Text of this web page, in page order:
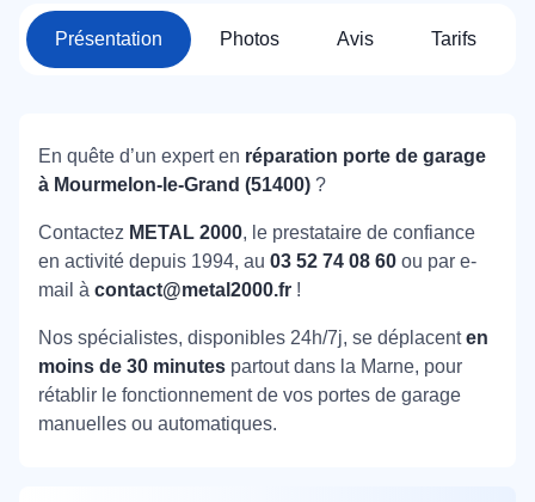
Présentation Photos Avis Tarifs
En quête d’un expert en réparation porte de garage
à Mourmelon-le-Grand (51400) ?
Contactez METAL 2000, le prestataire de confiance
en activité depuis 1994, au 03 52 74 08 60 ou par e-
mail à contact@metal2000.fr !
Nos spécialistes, disponibles 24h/7j, se déplacenten
moins de 30 minutes partout dans la Marne, pour
rétablir le fonctionnement de vos portes de garage
manuelles ou automatiques.